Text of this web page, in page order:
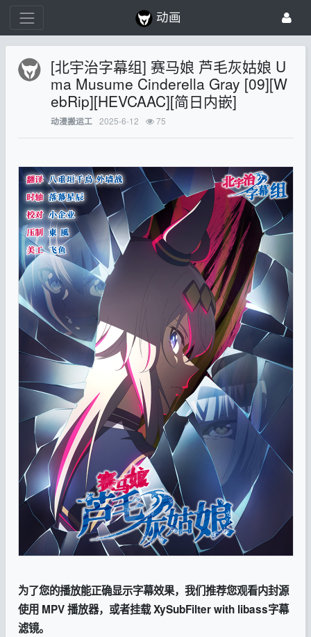
动画
[北宇治字幕组] 赛马娘 芦毛灰姑娘 U
ma Musume Cinderella Gray [09][W
ebRip][HEVCAAC][简日内嵌]
动漫搬运工 2025-6-12 75
为了您的播放能正确显示字幕效果，我们推荐您观看内封源
使用 MPV 播放器，或者挂载 XySubFilter with libass字幕
滤镜。